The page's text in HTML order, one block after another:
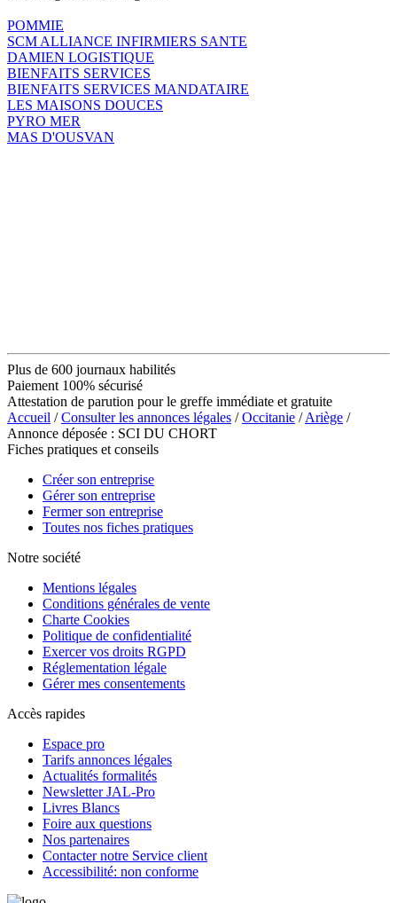
POMMIE
SCM ALLIANCE INFIRMIERS SANTE
DAMIEN LOGISTIQUE
BIENFAITS SERVICES
BIENFAITS SERVICES MANDATAIRE
LES MAISONS DOUCES
PYRO MER
MAS D'OUSVAN
Plus de 600 journaux habilités
Paiement 100% sécurisé
Attestation de parution pour le greffe immédiate et gratuite
Accueil /Consulter les annonces légales /Occitanie /Ariège /
Annonce déposée : SCI DU CHORT
Fiches pratiques et conseils
Créer son entreprise
Gérer son entreprise
Fermer son entreprise
Toutes nos fiches pratiques
Notre société
Mentions légales
Conditions générales de vente
Charte Cookies
Politique de confidentialité
Exercer vos droits RGPD
Réglementation légale
Gérer mes consentements
Accès rapides
Espace pro
Tarifs annonces légales
Actualités formalités
Newsletter JAL-Pro
Livres Blancs
Foire aux questions
Nos partenaires
Contacter notre Service client
Accessibilité: non conforme